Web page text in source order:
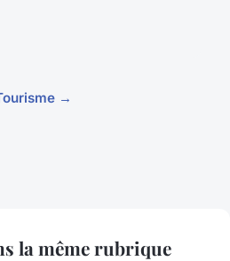
→
la même rubrique